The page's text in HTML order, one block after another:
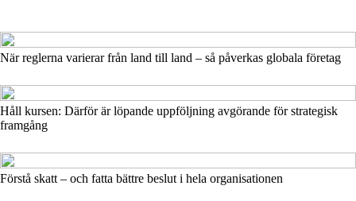
När reglerna varierar från land till land – så påverkas globala företag
Håll kursen: Därför är löpande uppföljning avgörande för strategisk
framgång
Förstå skatt – och fatta bättre beslut i hela organisationen